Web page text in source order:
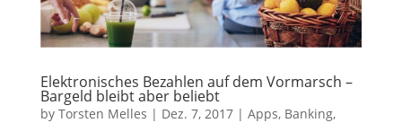
Elektronisches Bezahlen auf dem Vormarsch –
Bargeld bleibt aber beliebt
by Torsten Melles | Dez. 7, 2017| Apps, Banking,